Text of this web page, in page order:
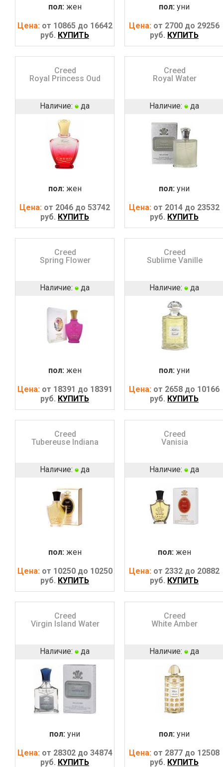
пол: жен
Цена: от 10865 до 16642
руб. КУПИТЬ
пол: уни
Цена: от 2700 до 29256
руб. КУПИТЬ
Creed
Royal Princess Oud
Наличие: да
пол: жен
Цена: от 2046 до 53742
руб. КУПИТЬ
Creed
Royal Water
Наличие: да
пол: уни
Цена: от 2014 до 23532
руб. КУПИТЬ
Creed
Spring Flower
Наличие: да
пол: жен
Цена: от 18391 до 18391
руб. КУПИТЬ
Creed
Sublime Vanille
Наличие: да
пол: уни
Цена: от 2658 до 10166
руб. КУПИТЬ
Creed
Tubereuse Indiana
Наличие: да
пол: жен
Цена: от 10250 до 10250
руб. КУПИТЬ
Creed
Vanisia
Наличие: да
пол: жен
Цена: от 2332 до 20882
руб. КУПИТЬ
Creed
Virgin Island Water
Наличие: да
пол: уни
Цена: от 28302 до 34874
руб. КУПИТЬ
Creed
White Amber
Наличие: да
пол: уни
Цена: от 2877 до 12508
руб. КУПИТЬ